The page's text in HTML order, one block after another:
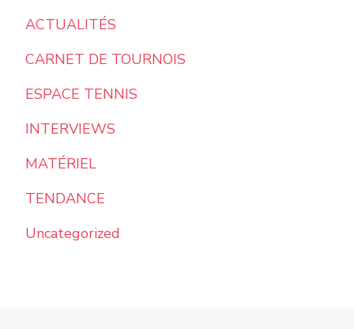
ACTUALITÉS
CARNET DE TOURNOIS
ESPACE TENNIS
INTERVIEWS
MATÉRIEL
TENDANCE
Uncategorized